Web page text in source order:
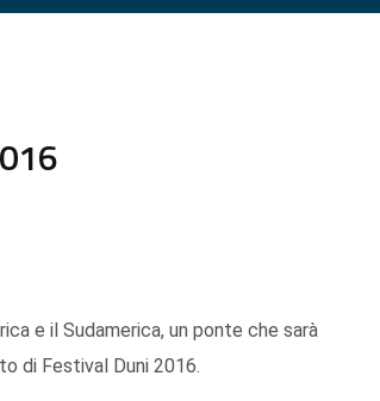
e il Sudamerica, un ponte che sarà
di Festival Duni 2016.